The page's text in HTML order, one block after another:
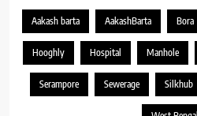
Aakash barta AakashBarta Bora
Hooghly Hospital Manhole
Serampore Sewerage Silkhub